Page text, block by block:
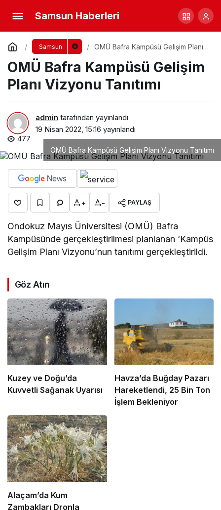
Samsun Haberleri
Samsun
OMÜ Bafra Kampüsü Gelişim Planı
OMÜ Bafra Kampüsü Gelişim
Planı Vizyonu Tanıtımı
admin tarafından yayınlandı
19 Nisan 2022, 15:16 yayınlandı
477
OMÜ Bafra Kampüsü Gelişim Planı Vizyonu Tanıtımı
+ - PAYLAŞ
Ondokuz Mayıs Üniversitesi (OMÜ) Bafra
Kampüsünde gerçekleştirilmesi planlanan ‘Kampüs
Gelişim Planı Vizyonu’nun tanıtımı gerçekleştirildi.
Göz Atın
Kuzey ve Doğu’da
Kuvvetli Sağanak Uyarısı
Havza’da Buğday Pazarı
Hareketlendi, 25 Bin Ton
İşlem Bekleniyor
Alaçam’da Kum
Zambakları Dronla